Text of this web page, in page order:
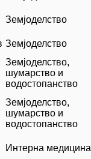
Земјоделство
Земјоделство
Земјоделство,
шумарство и
водостопанство
Земјоделство,
шумарство и
водостопанство
Интерна медицина